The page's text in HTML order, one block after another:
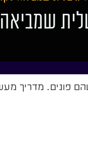
פונים. מדריך